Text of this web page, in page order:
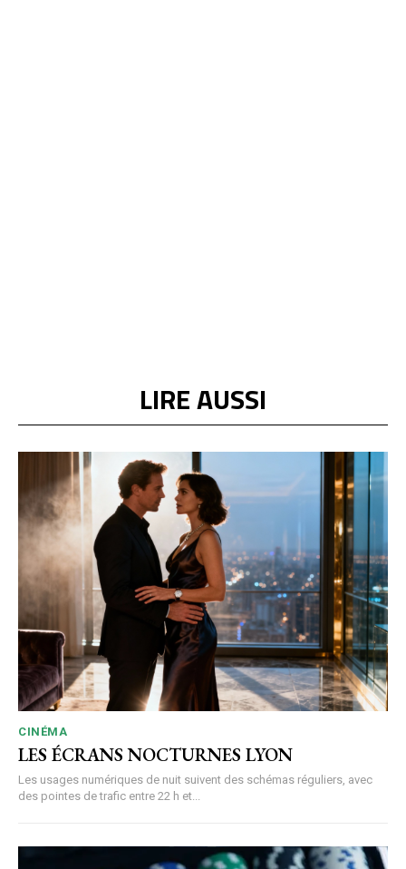
LIRE AUSSI
CINÉMA
LES ÉCRANS NOCTURNES LYON
Les usages numériques de nuit suivent des schémas réguliers, avec
des pointes de trafic entre 22 h et...